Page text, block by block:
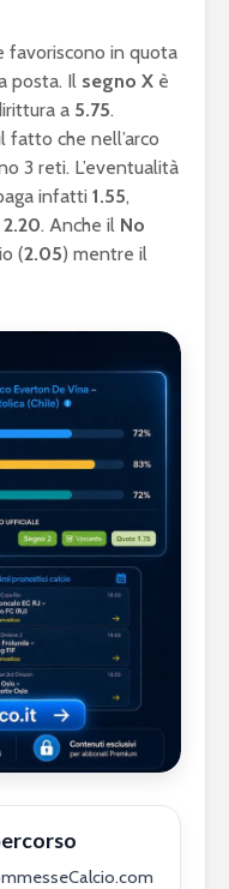
favoriscono in quota
posta. Il segno X è
a 5.75.
fatto che nell’arco
3 reti. L’eventualità
infatti 1.55,
2.20. Anche il No
(2.05) mentre il